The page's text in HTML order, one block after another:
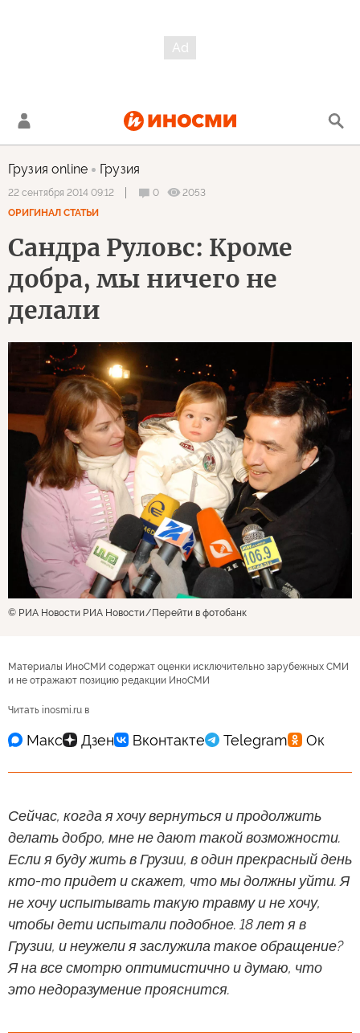
Грузия online Грузия
22 сентября 2014 09:12 0
2053
ОРИГИНАЛ СТАТЬИ
Сандра Руловс: Кроме
добра, мы ничего не
делали
© РИА Новости РИА Новости Перейти в фотобанк
Материалы ИноСМИ содержат оценки исключительно зарубежных СМИ
и не отражают позицию редакции ИноСМИ
Читать inosmi.ru в
Сейчас, когда я хочу вернуться и продолжить
делать добро, мне не дают такой возможности.
Если я буду жить в Грузии, в один прекрасный день
кто-то придет и скажет, что мы должны уйти. Я
не хочу испытывать такую травму и не хочу,
чтобы дети испытали подобное. 18 лет я в
Грузии, и неужели я заслужила такое обращение?
Я на все смотрю оптимистично и думаю, что
это недоразумение прояснится.